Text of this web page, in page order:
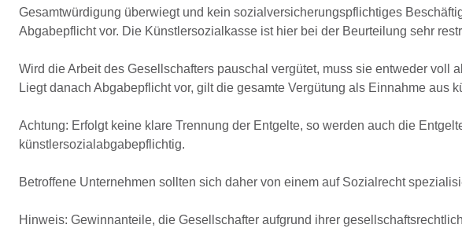
Gesamtwürdigung überwiegt und kein sozialversicherungspflichtiges
Abgabepflicht vor. Die Künstlersozialkasse ist hier bei der Beurteilung sehr
Wird die Arbeit des Gesellschafters pauschal vergütet, muss sie entweder voll
Liegt danach Abgabepflicht vor, gilt die gesamte Vergütung als Einnahme aus
Achtung: Erfolgt keine klare Trennung der Entgelte, so werden auch die
künstlersozialabgabepflichtig.
Betroffene Unternehmen sollten sich daher von einem auf Sozialrecht
Hinweis: Gewinnanteile, die Gesellschafter aufgrund ihrer